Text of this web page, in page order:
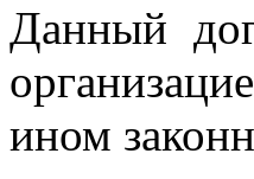
Данный
ином